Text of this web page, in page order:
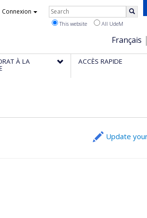
Choix
de
la
Français
Connexion Rechercher
This website All UdeM
À LA ACCÈS RAPIDE
Update